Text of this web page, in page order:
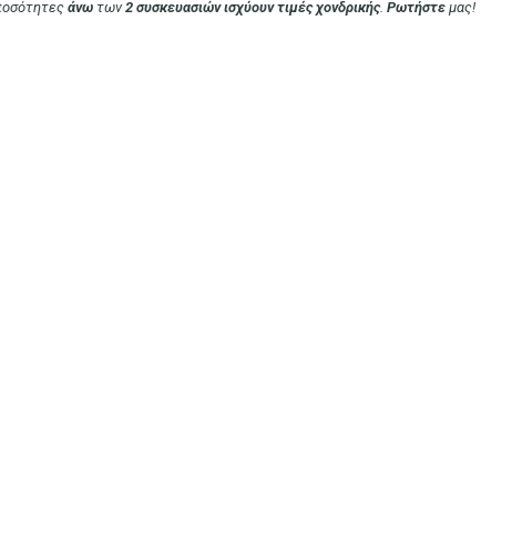
άνω των2 συσκευασιών ισχύουν τιμές χονδρικής. Ρωτήστε μας!